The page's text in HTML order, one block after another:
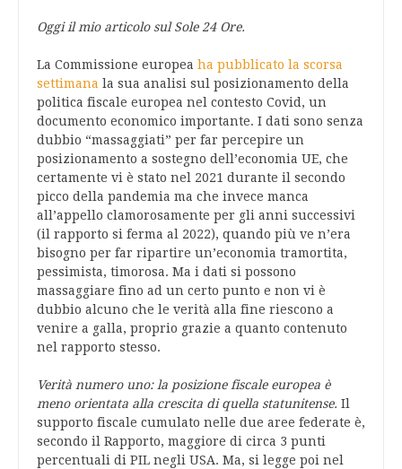
Oggi il mio articolo sul Sole 24 Ore.
La Commissione europea ha pubblicato la scorsa
settimana la sua analisi sul posizionamento della
politica fiscale europea nel contesto Covid, un
documento economico importante. I dati sono senza
dubbio “massaggiati” per far percepire un
posizionamento a sostegno dell’economia UE, che
certamente vi è stato nel 2021 durante il secondo
picco della pandemia ma che invece manca
all’appello clamorosamente per gli anni successivi
(il rapporto si ferma al 2022), quando più ve n’era
bisogno per far ripartire un’economia tramortita,
pessimista, timorosa. Ma i dati si possono
massaggiare fino ad un certo punto e non vi è
dubbio alcuno che le verità alla fine riescono a
venire a galla, proprio grazie a quanto contenuto
nel rapporto stesso.
Verità numero uno: la posizione fiscale europea è
meno orientata alla crescita di quella statunitense. Il
supporto fiscale cumulato nelle due aree federate è,
secondo il Rapporto, maggiore di circa 3 punti
percentuali di PIL negli USA. Ma, si legge poi nel